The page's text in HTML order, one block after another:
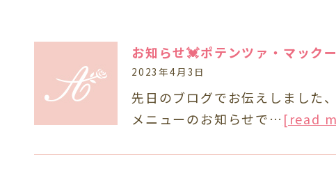
お知らせ💓ポテンツァ・マック
2023年4月3日
先日のブログでお伝えしました
メニューのお知らせで… [read